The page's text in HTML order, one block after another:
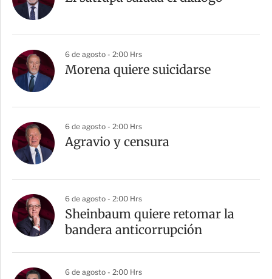
t
6 de agosto - 2:00 Hrs
Morena quiere suicidarse
6 de agosto - 2:00 Hrs
Agravio y censura
6 de agosto - 2:00 Hrs
Sheinbaum quiere retomar la
bandera anticorrupción
6 de agosto - 2:00 Hrs